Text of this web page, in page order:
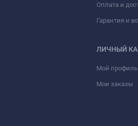
Оплата и
Гарантия и
ЛИЧНЫЙ
Мой профиль
Мои заказы